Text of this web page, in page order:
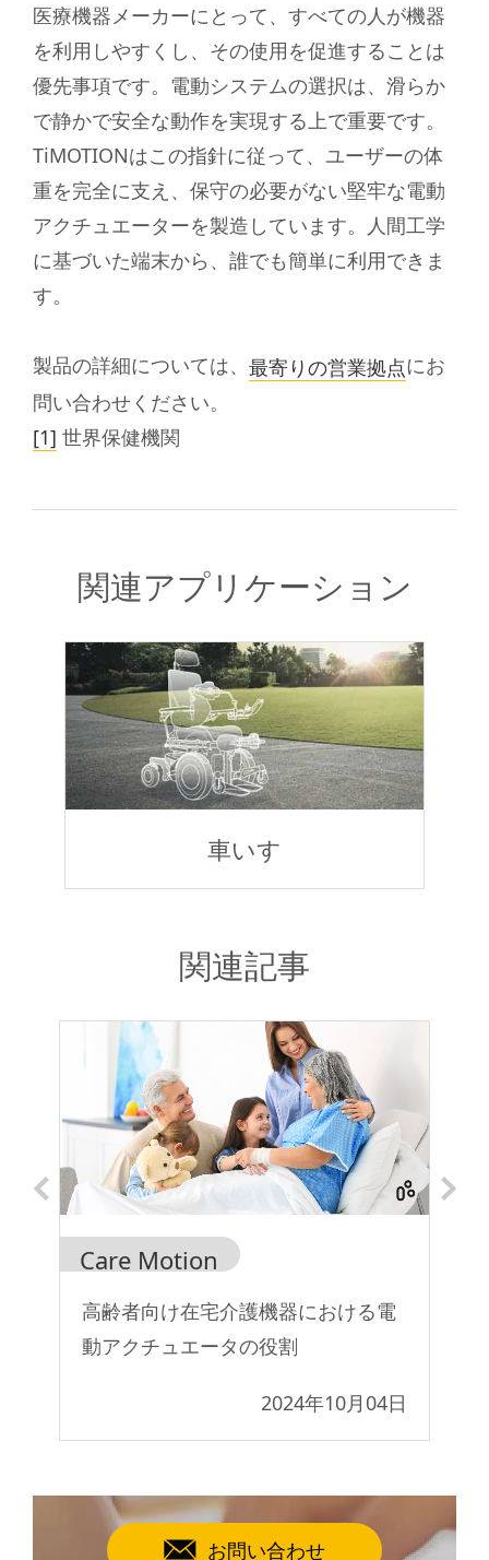
医療機器メーカーにとって、すべての人が機器
を利用しやすくし、その使用を促進することは
優先事項です。電動システムの選択は、滑らか
で静かで安全な動作を実現する上で重要です。
TiMOTIONはこの指針に従って、ユーザーの体
重を完全に支え、保守の必要がない堅牢な電動
アクチュエーターを製造しています。人間工学
に基づいた端末から、誰でも簡単に利用できま
す。
製品の詳細については、 最寄りの営業拠点にお
問い合わせください。
[1] 世界保健機関
関連アプリケーション
車いす
関連記事
Care Motion
高齢者向け在宅介護機器における電
動アクチュエータの役割
2024年10月04日
お問い合わせ